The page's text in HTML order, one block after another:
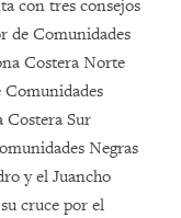
con tres consejos
de Comunidades
Costera Norte
Costera Sur
Negras
y el Juancho
cruce por el